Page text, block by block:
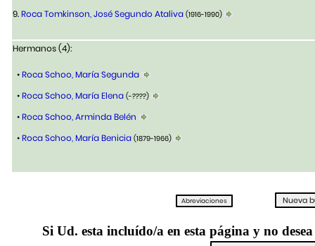
9.Roca Tomkinson, José Segundo Ataliva (1916-1990)
Hermanos (4):
•Roca Schoo, María Segunda
•Roca Schoo, María Elena (-????)
•Roca Schoo, Arminda Belén
•Roca Schoo, María Benicia (1879-1966)
Si Ud. esta incluído/a en esta página y no